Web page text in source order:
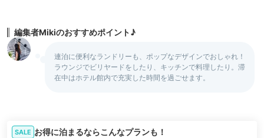
編集者Mikiのおすすめポイント♪
連泊に便利なランドリーも、ポップなデザインでおしゃれ！
ラウンジでビリヤードをしたり、キッチンで料理したり。滞
在中はホテル館内で充実した時間を過ごせます。
SALE お得に泊まるならこんなプランも！